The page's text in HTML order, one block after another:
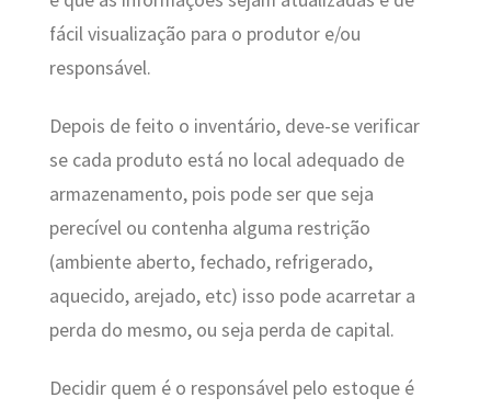
fácil visualização para o produtor e/ou
responsável.
Depois de feito o inventário, deve-se verificar
se cada produto está no local adequado de
armazenamento, pois pode ser que seja
perecível ou contenha alguma restrição
(ambiente aberto, fechado, refrigerado,
aquecido, arejado, etc) isso pode acarretar a
perda do mesmo, ou seja perda de capital.
Decidir quem é o responsável pelo estoque é